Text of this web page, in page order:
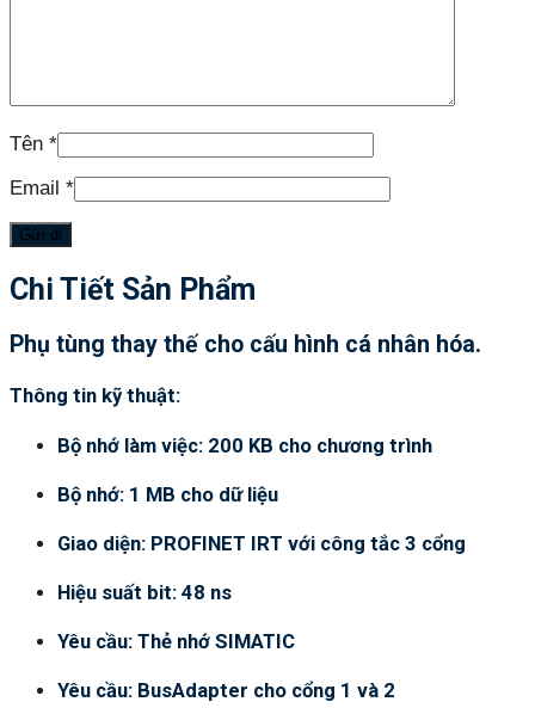
Tên *
Email *
Chi Tiết Sản Phẩm
Phụ tùng thay thế cho cấu hình cá nhân hóa.
Thông tin kỹ thuật:
Bộ nhớ làm việc: 200 KB cho chương trình
Bộ nhớ: 1 MB cho dữ liệu
Giao diện: PROFINET IRT với công tắc 3 cổng
Hiệu suất bit: 48 ns
Yêu cầu: Thẻ nhớ SIMATIC
Yêu cầu: BusAdapter cho cổng 1 và 2